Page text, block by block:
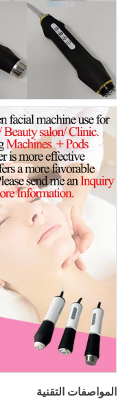
المواصفات التقنية